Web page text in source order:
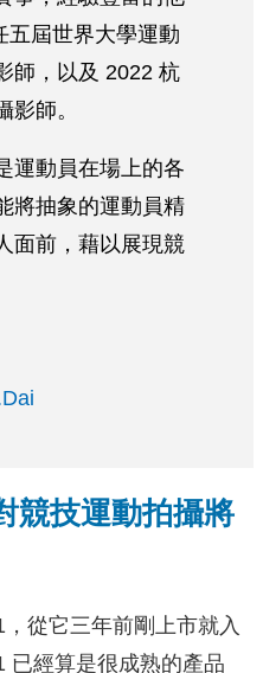
五屆世界大學運動
師，以及 2022 杭
影師。
運動員在場上的各
將抽象的運動員精
面前，藉以展現競
競技運動拍攝將
從它三年前剛上市就入
已經算是很成熟的產品